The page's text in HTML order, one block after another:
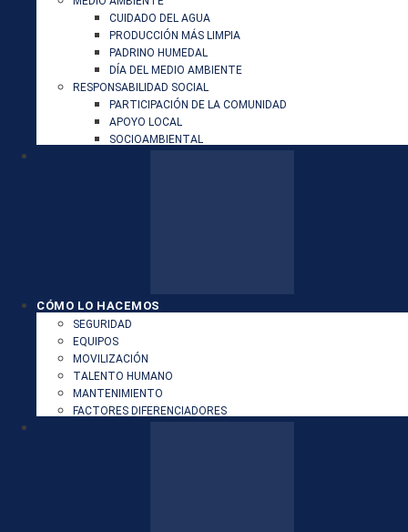
CUIDADO DEL AGUA
PRODUCCIÓN MÁS LIMPIA
PADRINO HUMEDAL
DÍA DEL MEDIO AMBIENTE
RESPONSABILIDAD SOCIAL
PARTICIPACIÓN DE LA COMUNIDAD
APOYO LOCAL
SOCIOAMBIENTAL
CÓMO LO HACEMOS
SEGURIDAD
EQUIPOS
MOVILIZACIÓN
TALENTO HUMANO
MANTENIMIENTO
FACTORES DIFERENCIADORES